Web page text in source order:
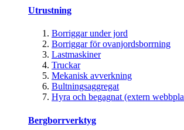
Utrustning
Borriggar under jord
Borriggar för ovanjordsborrning
Lastmaskiner
Truckar
Mekanisk avverkning
Bultningsaggregat
Hyra och begagnat (extern
Bergborrverktyg